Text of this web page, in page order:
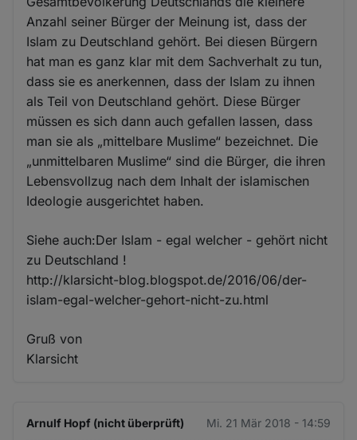
Anzahl seiner Bürger der Meinung ist, dass der
Islam zu Deutschland gehört. Bei diesen Bürgern
hat man es ganz klar mit dem Sachverhalt zu tun,
dass sie es anerkennen, dass der Islam zu ihnen
als Teil von Deutschland gehört. Diese Bürger
müssen es sich dann auch gefallen lassen, dass
man sie als „mittelbare Muslime“ bezeichnet. Die
„unmittelbaren Muslime“ sind die Bürger, die ihren
Lebensvollzug nach dem Inhalt der islamischen
Ideologie ausgerichtet haben.
Siehe auch:Der Islam - egal welcher - gehört nicht
zu Deutschland !
http://klarsicht-blog.blogspot.de/2016/06/der-
islam-egal-welcher-gehort-nicht-zu.html
Gruß von
Klarsicht
Arnulf Hopf (nicht überprüft) Mi. 21 Mär 2018 - 14:59